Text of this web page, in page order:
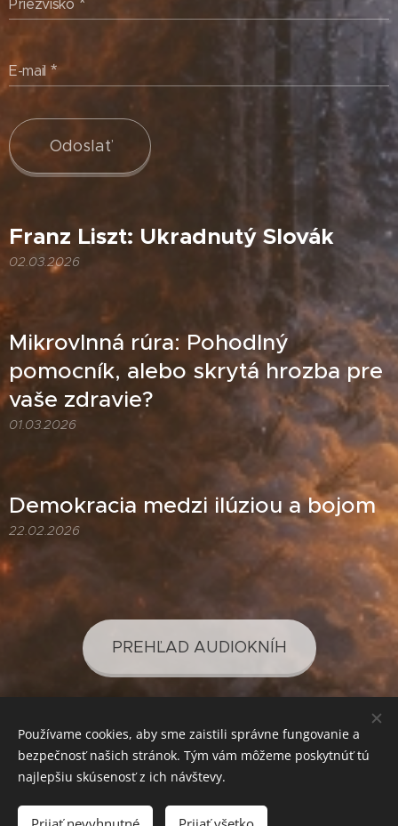
Priezvisko
E-mail
Odoslať
Franz Liszt: Ukradnutý Slovák
02.03.2026
Mikrovlnná rúra: Pohodlný
pomocník, alebo skrytá hrozba pre
vaše zdravie?
01.03.2026
Demokracia medzi ilúziou a bojom
22.02.2026
PREHĽAD AUDIOKNÍH
PREHĽAD PODCASTOV
Používame cookies, aby sme zaistili správne fungovanie a
bezpečnosť našich stránok. Tým vám môžeme poskytnúť tú
najlepšiu skúsenosť z ich návštevy.